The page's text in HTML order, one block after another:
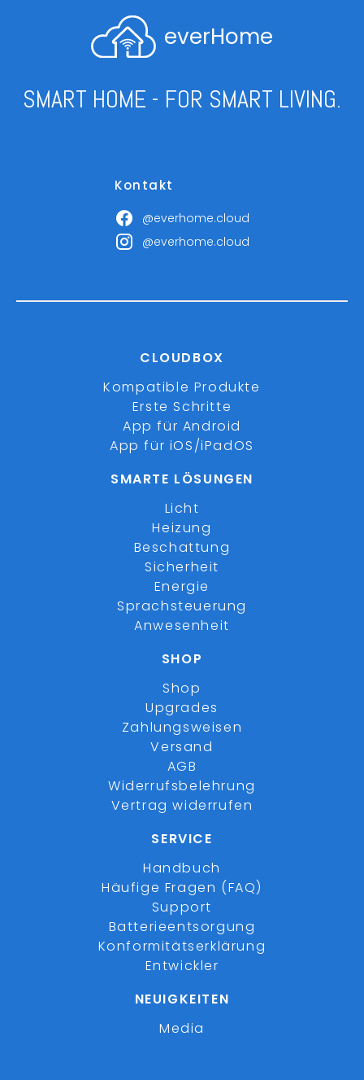
everHome
SMART HOME - FOR SMART LIVING.
Kontakt
@everhome.cloud
@everhome.cloud
CLOUDBOX
Kompatible Produkte
Erste Schritte
App für Android
App für iOS/iPadOS
SMARTE LÖSUNGEN
Licht
Heizung
Beschattung
Sicherheit
Energie
Sprachsteuerung
Anwesenheit
SHOP
Shop
Upgrades
Zahlungsweisen
Versand
AGB
Widerrufsbelehrung
Vertrag widerrufen
SERVICE
Handbuch
Häufige Fragen (FAQ)
Support
Batterieentsorgung
Konformitätserklärung
Entwickler
NEUIGKEITEN
Media